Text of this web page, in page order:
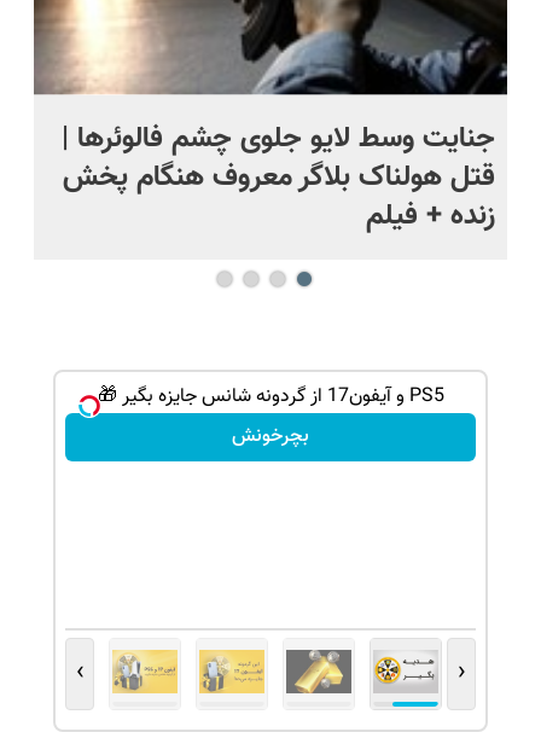
جنایت وسط لایو جلوی چشم فالوئرها |
قتل هولناک بلاگر معروف هنگام پخش
زنده + فیلم
PS5 و آیفون17 از گردونه شانس جایزه بگیر 🎁
بچرخونش
‹
›